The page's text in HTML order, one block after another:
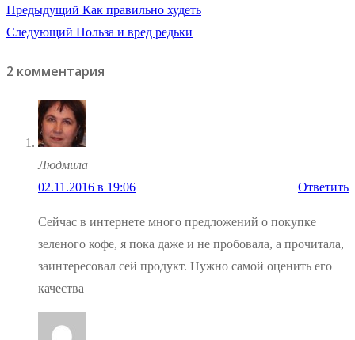
Навигация
по
записям
Предыдущий Предыдущая
запись:
Как правильно худеть
Следующий Следующая
Польза и вред редьки
2 комментария
Людмила
02.11.2016 в 19:06
Ответить
Сейчас в интернете много предложений о покупке
зеленого кофе, я пока даже и не пробовала, а прочитала,
заинтересовал сей продукт. Нужно самой оценить его
качества